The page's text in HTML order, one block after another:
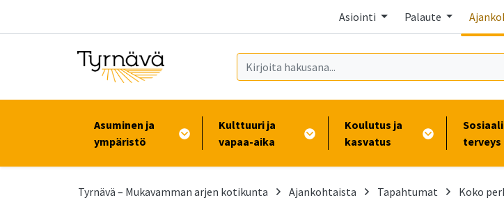
Asiointi Palaute
Asuminen ja
ympäristö
Kulttuuri ja
vapaa-aika
Koulutus ja
kasvatus
terveys
Tyrnävä – Mukavamman arjen kotikunta Ajankohtaista Tapahtumat Koko